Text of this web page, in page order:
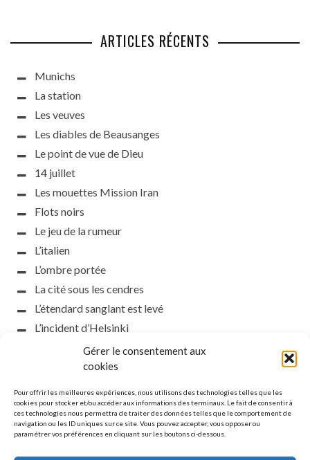
Gérer le consentement aux
cookies
Pour offrir les meilleures expériences, nous utilisons des technologies telles que les
cookies pour stocker et/ou accéder aux informations des terminaux. Le fait de consentir à
ces technologies nous permettra de traiter des données telles que le comportement de
navigation ou les ID uniques sur ce site. Vous pouvez accepter, vous opposer ou
paramétrer vos préférences en cliquant sur les boutons ci-dessous.
ARTICLES RÉCENTS
Munichs
La station
Les veuves
Les diables de Beausanges
Le point de vue de Dieu
14 juillet
Les mouettes Mission Iran
Flots noirs
Le jeu de la rumeur
L’italien
L’ombre portée
La cité sous les cendres
L’étendard sanglant est levé
L’incident d’Helsinki
la petite fasciste
Toutes les nuances de la nuit
Que s’obscurcissent le soleil et la lumière
Le silence